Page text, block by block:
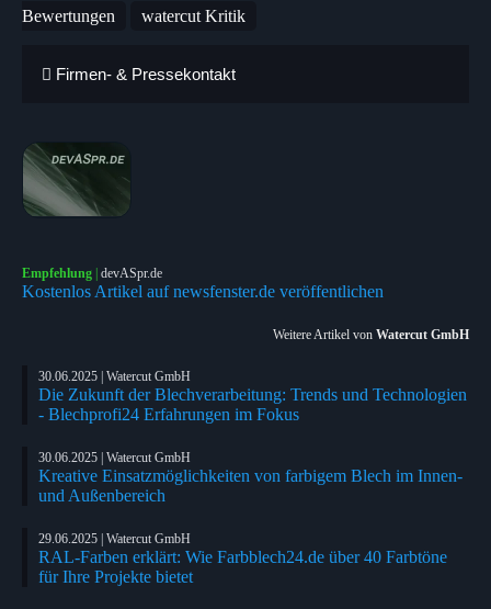
Bewertungen
watercut Kritik
Firmen- & Pressekontakt
Empfehlung | devASpr.de
Kostenlos Artikel auf newsfenster.de veröffentlichen
Weitere Artikel von Watercut GmbH
30.06.2025 | Watercut GmbH
Die Zukunft der Blechverarbeitung: Trends und Technologien
- Blechprofi24 Erfahrungen im Fokus
30.06.2025 | Watercut GmbH
Kreative Einsatzmöglichkeiten von farbigem Blech im Innen-
und Außenbereich
29.06.2025 | Watercut GmbH
RAL-Farben erklärt: Wie Farbblech24.de über 40 Farbtöne
für Ihre Projekte bietet